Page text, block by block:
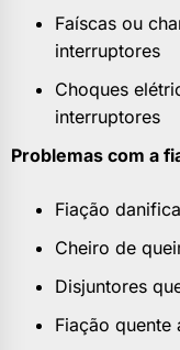
Faíscas ou
interruptores
Choques
interruptores
Problemas com a
Fiação
Cheiro de
Disjuntores
Fiação quente